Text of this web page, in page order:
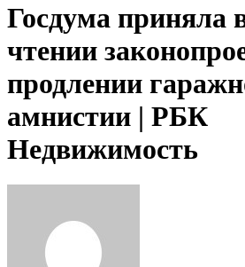
Госдума приняла
чтении
продлении
амнистии | РБК
Недвижимость